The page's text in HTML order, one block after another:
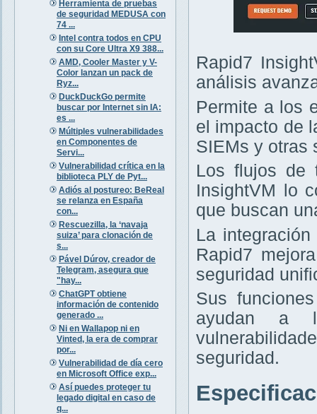
Herramienta de pruebas
de seguridad MEDUSA con
74 ...
Intel contra todos en CPU
con su Core Ultra X9 388...
AMD, Cooler Master y V-
Color lanzan un pack de
Ryz...
DuckDuckGo permite
buscar por Internet sin IA:
es ...
Múltiples vulnerabilidades
en Componentes de
Servi...
Vulnerabilidad crítica en la
biblioteca PLY de Pyt...
Adiós al postureo: BeReal
se relanza en España
con...
Rescuezilla, la ‘navaja
suiza’ para clonación de
s...
Pável Dúrov, creador de
Telegram, asegura que
"hay...
ChatGPT obtiene
información de contenido
generado ...
Ni en Wallapop ni en
Vinted, la era de comprar
por...
Vulnerabilidad de día cero
en Microsoft Office exp...
Así puedes proteger tu
legado digital en caso de
q...
Rapid7
análisis
Permite a los
el impacto de
SIEMs y otras
Los flujos de
InsightVM lo
que buscan
La
Rapid7
seguridad
Sus
ayudan a
seguridad.